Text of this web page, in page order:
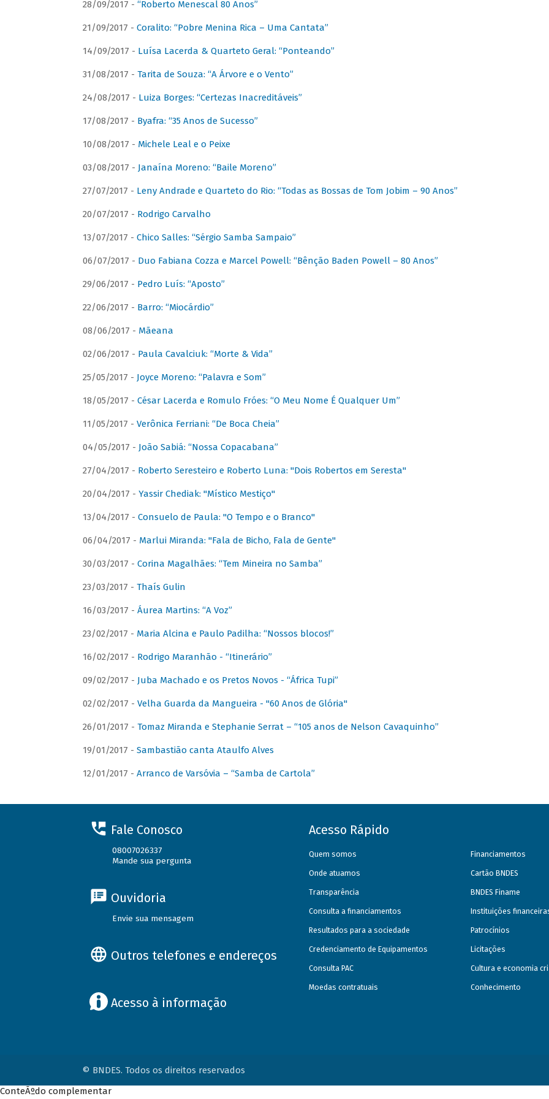
28/09/2017 - “Roberto Menescal 80 Anos”
21/09/2017 - Coralito: “Pobre Menina Rica – Uma Cantata”
14/09/2017 - Luísa Lacerda & Quarteto Geral: “Ponteando”
31/08/2017 - Tarita de Souza: “A Árvore e o Vento”
24/08/2017 - Luiza Borges: “Certezas Inacreditáveis”
17/08/2017 - Byafra: “35 Anos de Sucesso”
10/08/2017 - Michele Leal e o Peixe
03/08/2017 - Janaína Moreno: “Baile Moreno”
27/07/2017 - Leny Andrade e Quarteto do Rio: “Todas as Bossas de Tom Jobim – 90 Anos”
20/07/2017 - Rodrigo Carvalho
13/07/2017 - Chico Salles: “Sérgio Samba Sampaio”
06/07/2017 - Duo Fabiana Cozza e Marcel Powell: “Bênção Baden Powell – 80 Anos”
29/06/2017 - Pedro Luís: “Aposto”
22/06/2017 - Barro: “Miocárdio”
08/06/2017 - Mãeana
02/06/2017 - Paula Cavalciuk: “Morte & Vida”
25/05/2017 - Joyce Moreno: “Palavra e Som”
18/05/2017 - César Lacerda e Romulo Fróes: “O Meu Nome É Qualquer Um”
11/05/2017 - Verônica Ferriani: “De Boca Cheia”
04/05/2017 - João Sabiá: “Nossa Copacabana”
27/04/2017 - Roberto Seresteiro e Roberto Luna: "Dois Robertos em Seresta"
20/04/2017 - Yassir Chediak: "Místico Mestiço"
13/04/2017 - Consuelo de Paula: "O Tempo e o Branco"
06/04/2017 - Marlui Miranda: "Fala de Bicho, Fala de Gente"
30/03/2017 - Corina Magalhães: “Tem Mineira no Samba”
23/03/2017 - Thaís Gulin
16/03/2017 - Áurea Martins: “A Voz”
23/02/2017 - Maria Alcina e Paulo Padilha: “Nossos blocos!”
16/02/2017 - Rodrigo Maranhão - “Itinerário”
09/02/2017 - Juba Machado e os Pretos Novos - “África Tupi”
02/02/2017 - Velha Guarda da Mangueira - "60 Anos de Glória"
26/01/2017 - Tomaz Miranda e Stephanie Serrat – “105 anos de Nelson Cavaquinho”
19/01/2017 - Sambastião canta Ataulfo Alves
12/01/2017 - Arranco de Varsóvia – “Samba de Cartola”
Fale Conosco
08007026337
Mande sua pergunta
Ouvidoria
Envie sua mensagem
Outros telefones e endereços
Acesso à informação
Acesso Rápido
Quem somos
Onde atuamos
Transparência
Consulta a financiamentos
Resultados para a sociedade
Credenciamento de Equipamentos
Consulta PAC
Moedas contratuais
Financiamentos
Cartão BNDES
BNDES Finame
Instituições
Patrocínios
Licitações
Cultura e economia
Conhecimento
© BNDES. Todos os direitos reservados
ConteÃºdo complementar